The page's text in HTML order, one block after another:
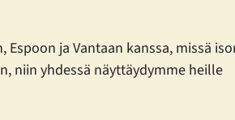
ja Vantaan kanssa, missä
niin yhdessä näyttäydymme heille